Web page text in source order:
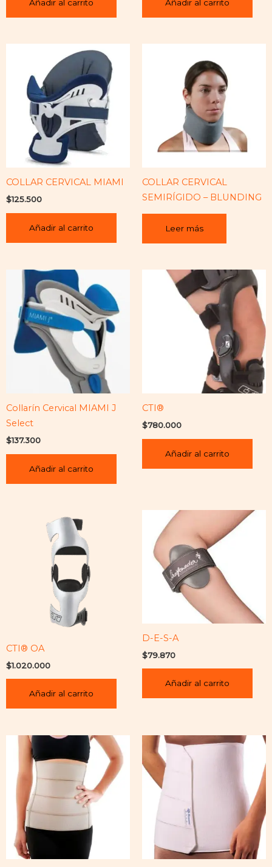
Añadir al carrito Añadir al carrito
COLLAR CERVICAL MIAMI
$125.500
Añadir al carrito
COLLAR CERVICAL
SEMIRÍGIDO – BLUNDING
Leer más
Collarín Cervical MIAMI J
Select
$137.300
Añadir al carrito
CTI®
$780.000
Añadir al carrito
CTI® OA
$1.020.000
Añadir al carrito
D-E-S-A
$79.870
Añadir al carrito